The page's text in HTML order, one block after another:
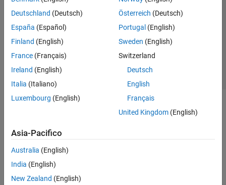
Deutschland (Deutsch)
España (Español)
Finland (English)
France (Français)
Ireland (English)
Italia (Italiano)
Luxembourg (English)
Österreich (Deutsch)
Portugal (English)
Sweden (English)
Switzerland
Deutsch
English
Français
United Kingdom(English)
Asia-Pacifico
Australia (English)
India (English)
New Zealand (English)
Antipirateria
Stato dell'applicazione
Contatti
© 1994-2026 The MathWorks, Inc.